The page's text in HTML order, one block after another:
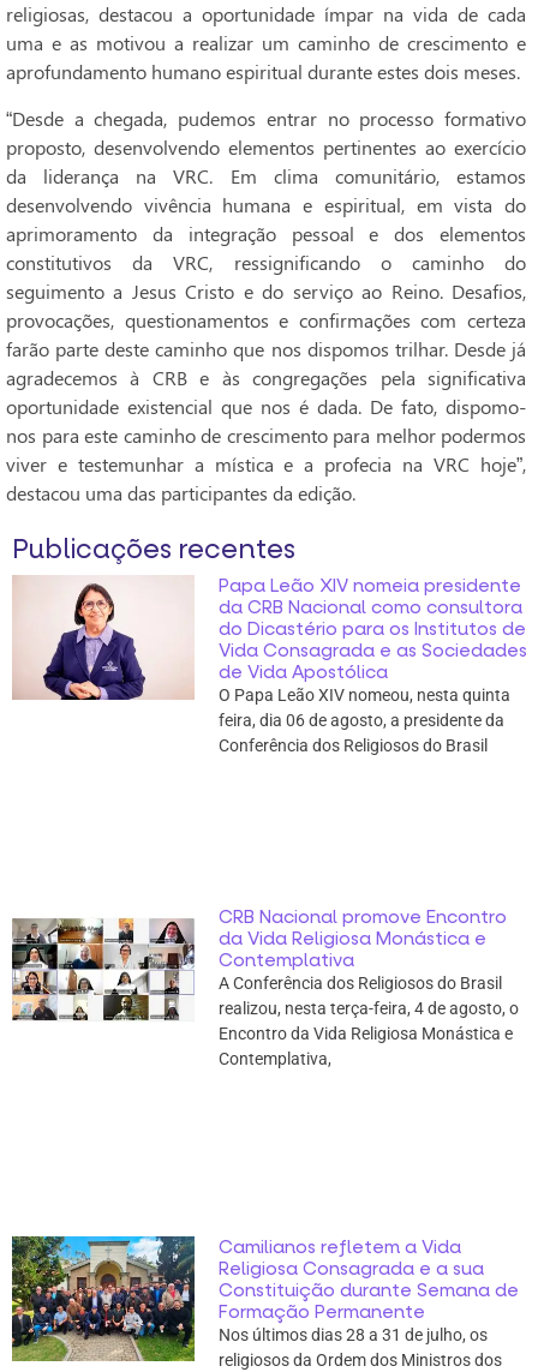
religiosas, destacou a oportunidade ímpar na vida de cada
uma e as motivou a realizar um caminho de crescimento e
aprofundamento humano espiritual durante estes dois meses.
“Desde a chegada, pudemos entrar no processo formativo
proposto, desenvolvendo elementos pertinentes ao exercício
da liderança na VRC. Em clima comunitário, estamos
desenvolvendo vivência humana e espiritual, em vista do
aprimoramento da integração pessoal e dos elementos
constitutivos da VRC, ressignificando o caminho do
seguimento a Jesus Cristo e do serviço ao Reino. Desafios,
provocações, questionamentos e confirmações com certeza
farão parte deste caminho que nos dispomos trilhar. Desde já
agradecemos à CRB e às congregações pela significativa
oportunidade existencial que nos é dada. De fato, dispomo-
nos para este caminho de crescimento para melhor podermos
viver e testemunhar a mística e a profecia na VRC hoje”,
destacou uma das participantes da edição.
Publicações recentes
Papa Leão XIV nomeia presidente
da CRB Nacional como consultora
do Dicastério para os Institutos de
Vida Consagrada e as Sociedades
de Vida Apostólica
O Papa Leão XIV nomeou, nesta quinta
feira, dia 06 de agosto, a presidente da
Conferência dos Religiosos do Brasil
CRB Nacional promove Encontro
da Vida Religiosa Monástica e
Contemplativa
A Conferência dos Religiosos do Brasil
realizou, nesta terça-feira, 4 de agosto, o
Encontro da Vida Religiosa Monástica e
Contemplativa,
Camilianos refletem a Vida
Religiosa Consagrada e a sua
Constituição durante Semana de
Formação Permanente
Nos últimos dias 28 a 31 de julho, os
religiosos da Ordem dos Ministros dos